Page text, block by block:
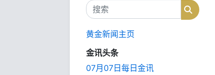
搜索 搜索
黄金新闻主页
金讯头条
07月07日每日金讯